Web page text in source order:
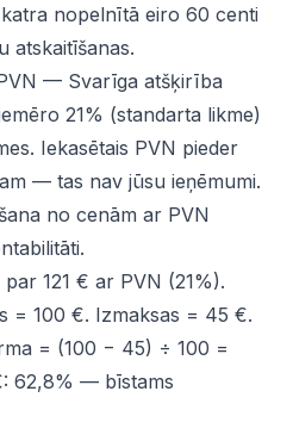
nopelnītā eiro 60 centi
atskaitīšanas.
— Svarīga atšķirība
21% (standarta likme)
Iekasētais PVN pieder
— tas nav jūsu ieņēmumi.
no cenām ar PVN
121 € ar PVN (21%).
= 100 €. Izmaksas = 45 €.
= (100 − 45) ÷ 100 =
62,8% — bīstams